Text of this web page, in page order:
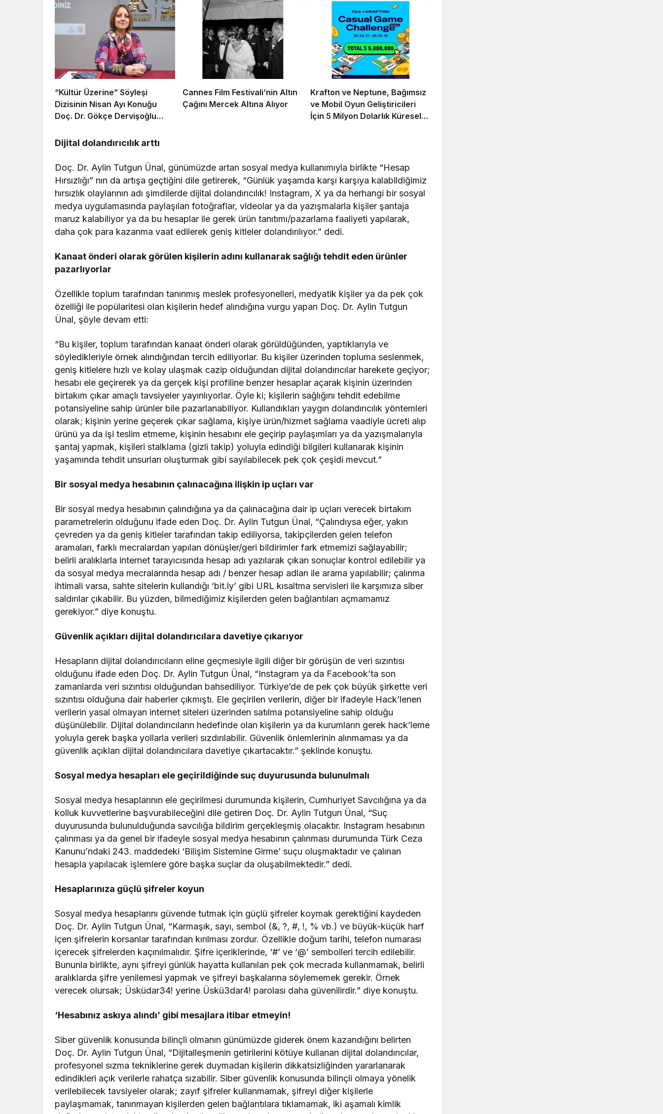
“Kültür Üzerine” Söyleşi
Dizisinin Nisan Ayı Konuğu
Doç. Dr. Gökçe Dervişoğlu
Cannes Film Festivali’nin Altın
Çağını Mercek Altına Alıyor
Krafton ve Neptune, Bağımsız
ve Mobil Oyun Geliştiricileri
İçin 5 Milyon Dolarlık Küresel
Dijital dolandırıcılık arttı
Doç. Dr. Aylin Tutgun Ünal, günümüzde artan sosyal medya kullanımıyla birlikte “Hesap
Hırsızlığı” nın da artışa geçtiğini dile getirerek, “Günlük yaşamda karşı karşıya kalabildiğimiz
hırsızlık olaylarının adı şimdilerde dijital dolandırıcılık! Instagram, X ya da herhangi bir sosyal
medya uygulamasında paylaşılan fotoğraflar, videolar ya da yazışmalarla kişiler şantaja
maruz kalabiliyor ya da bu hesaplar ile gerek ürün tanıtımı/pazarlama faaliyeti yapılarak,
daha çok para kazanma vaat edilerek geniş kitleler dolandırılıyor.” dedi.
Kanaat önderi olarak görülen kişilerin adını kullanarak sağlığı tehdit eden ürünler
pazarlıyorlar
Özellikle toplum tarafından tanınmış meslek profesyonelleri, medyatik kişiler ya da pek çok
özelliği ile popülaritesi olan kişilerin hedef alındığına vurgu yapan Doç. Dr. Aylin Tutgun
Ünal, şöyle devam etti:
“Bu kişiler, toplum tarafından kanaat önderi olarak görüldüğünden, yaptıklarıyla ve
söyledikleriyle örnek alındığından tercih ediliyorlar. Bu kişiler üzerinden topluma seslenmek,
geniş kitlelere hızlı ve kolay ulaşmak cazip olduğundan dijital dolandırıcılar harekete geçiyor;
hesabı ele geçirerek ya da gerçek kişi profiline benzer hesaplar açarak kişinin üzerinden
birtakım çıkar amaçlı tavsiyeler yayınlıyorlar. Öyle ki; kişilerin sağlığını tehdit edebilme
potansiyeline sahip ürünler bile pazarlanabiliyor. Kullandıkları yaygın dolandırıcılık yöntemleri
olarak; kişinin yerine geçerek çıkar sağlama, kişiye ürün/hizmet sağlama vaadiyle ücreti alıp
ürünü ya da işi teslim etmeme, kişinin hesabını ele geçirip paylaşımları ya da yazışmalarıyla
şantaj yapmak, kişileri stalklama (gizli takip) yoluyla edindiği bilgileri kullanarak kişinin
yaşamında tehdit unsurları oluşturmak gibi sayılabilecek pek çok çeşidi mevcut.”
Bir sosyal medya hesabının çalınacağına ilişkin ip uçları var
Bir sosyal medya hesabının çalındığına ya da çalınacağına dair ip uçları verecek birtakım
parametrelerin olduğunu ifade eden Doç. Dr. Aylin Tutgun Ünal, “Çalındıysa eğer, yakın
çevreden ya da geniş kitleler tarafından takip ediliyorsa, takipçilerden gelen telefon
aramaları, farklı mecralardan yapılan dönüşler/geri bildirimler fark etmemizi sağlayabilir;
belirli aralıklarla internet tarayıcısında hesap adı yazılarak çıkan sonuçlar kontrol edilebilir ya
da sosyal medya mecralarında hesap adı / benzer hesap adları ile arama yapılabilir; çalınma
ihtimali varsa, sahte sitelerin kullandığı ‘bit.ly’ gibi URL kısaltma servisleri ile karşımıza siber
saldırılar çıkabilir. Bu yüzden, bilmediğimiz kişilerden gelen bağlantıları açmamamız
gerekiyor.” diye konuştu.
Güvenlik açıkları dijital dolandırıcılara davetiye çıkarıyor
Hesapların dijital dolandırıcıların eline geçmesiyle ilgili diğer bir görüşün de veri sızıntısı
olduğunu ifade eden Doç. Dr. Aylin Tutgun Ünal, “Instagram ya da Facebook’ta son
zamanlarda veri sızıntısı olduğundan bahsediliyor. Türkiye’de de pek çok büyük şirkette veri
sızıntısı olduğuna dair haberler çıkmıştı. Ele geçirilen verilerin, diğer bir ifadeyle Hack’lenen
verilerin yasal olmayan internet siteleri üzerinden satılma potansiyeline sahip olduğu
düşünülebilir. Dijital dolandırıcıların hedefinde olan kişilerin ya da kurumların gerek hack’leme
yoluyla gerek başka yollarla verileri sızdırılabilir. Güvenlik önlemlerinin alınmaması ya da
güvenlik açıkları dijital dolandırıcılara davetiye çıkartacaktır.” şeklinde konuştu.
Sosyal medya hesapları ele geçirildiğinde suç duyurusunda bulunulmalı
Sosyal medya hesaplarının ele geçirilmesi durumunda kişilerin, Cumhuriyet Savcılığına ya da
kolluk kuvvetlerine başvurabileceğini dile getiren Doç. Dr. Aylin Tutgun Ünal, “Suç
duyurusunda bulunulduğunda savcılığa bildirim gerçekleşmiş olacaktır. Instagram hesabının
çalınması ya da genel bir ifadeyle sosyal medya hesabının çalınması durumunda Türk Ceza
Kanunu’ndaki 243. maddedeki ‘Bilişim Sistemine Girme’ suçu oluşmaktadır ve çalınan
hesapla yapılacak işlemlere göre başka suçlar da oluşabilmektedir.” dedi.
Hesaplarınıza güçlü şifreler koyun
Sosyal medya hesaplarını güvende tutmak için güçlü şifreler koymak gerektiğini kaydeden
Doç. Dr. Aylin Tutgun Ünal, “Karmaşık, sayı, sembol (&, ?, #, !, % vb.) ve büyük-küçük harf
içen şifrelerin korsanlar tarafından kırılması zordur. Özellikle doğum tarihi, telefon numarası
içerecek şifrelerden kaçınılmalıdır. Şifre içeriklerinde, ‘#’ ve ‘@’ sembolleri tercih edilebilir.
Bununla birlikte, aynı şifreyi günlük hayatta kullanılan pek çok mecrada kullanmamak, belirli
aralıklarda şifre yenilemesi yapmak ve şifreyi başkalarına söylememek gerekir. Örnek
verecek olursak; Üsküdar34! yerine Üskü3dar4! parolası daha güvenilirdir.” diye konuştu.
‘Hesabınız askıya alındı’ gibi mesajlara itibar etmeyin!
Siber güvenlik konusunda bilinçli olmanın günümüzde giderek önem kazandığını belirten
Doç. Dr. Aylin Tutgun Ünal, “Dijitalleşmenin getirilerini kötüye kullanan dijital dolandırıcılar,
profesyonel sızma tekniklerine gerek duymadan kişilerin dikkatsizliğinden yararlanarak
edindikleri açık verilerle rahatça sızabilir. Siber güvenlik konusunda bilinçli olmaya yönelik
verilebilecek tavsiyeler olarak; zayıf şifreler kullanmamak, şifreyi diğer kişilerle
paylaşmamak, tanınmayan kişilerden gelen bağlantılara tıklamamak, iki aşamalı kimlik